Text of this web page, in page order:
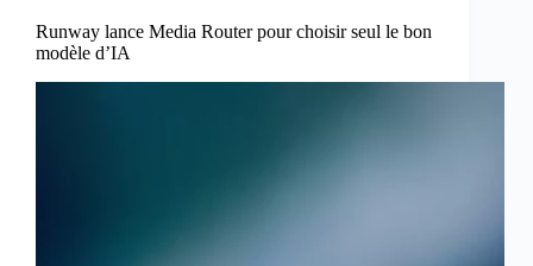
Runway lance Media Router pour choisir seul le bon
modèle d’IA